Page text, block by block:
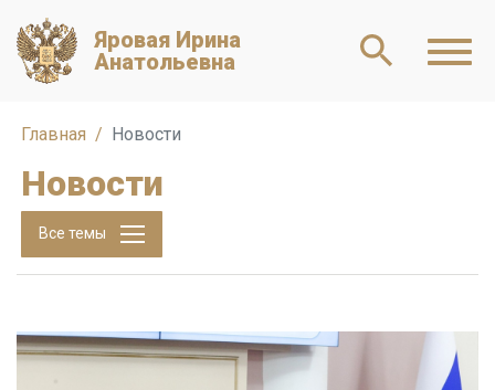
Яровая Ирина
Анатольевна
Главная Новости
Новости
Все темы